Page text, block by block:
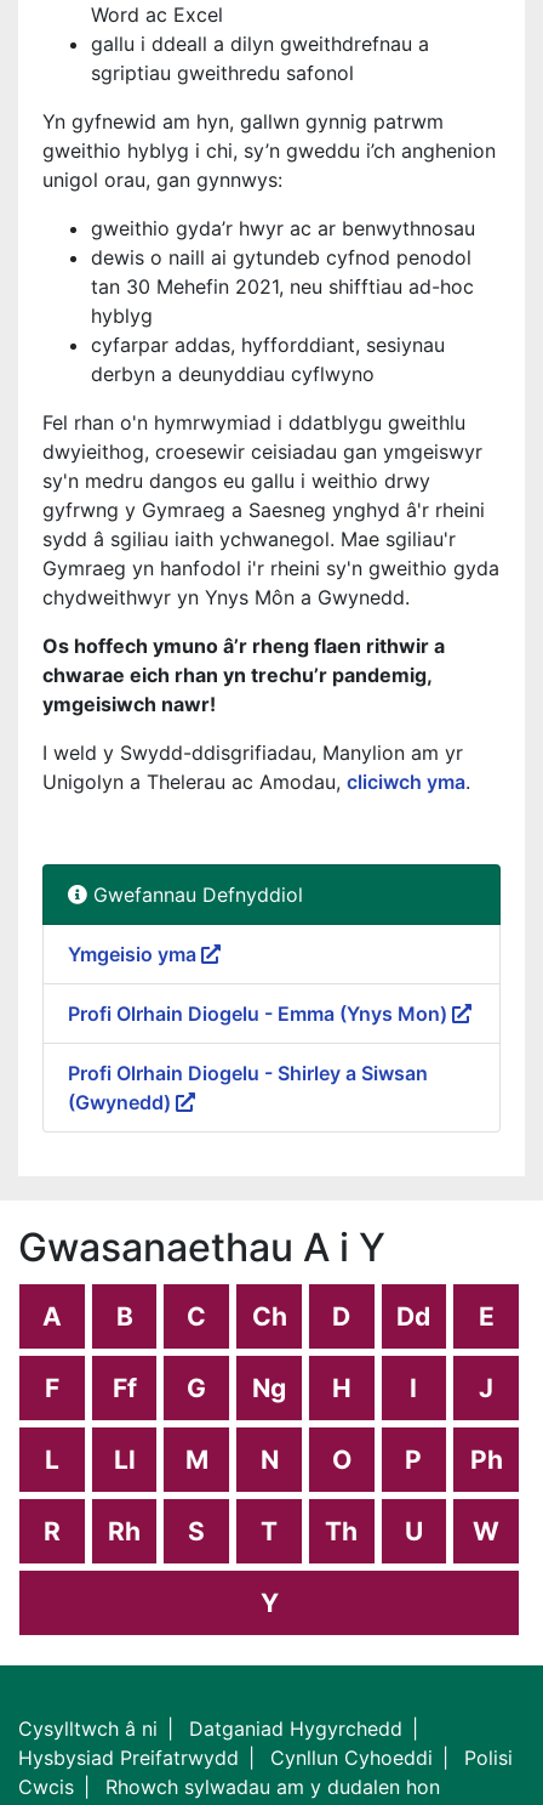
Word ac Excel
gallu i ddeall a dilyn gweithdrefnau a
sgriptiau gweithredu safonol
Yn gyfnewid am hyn, gallwn gynnig patrwm
gweithio hyblyg i chi, sy’n gweddu i’ch anghenion
unigol orau, gan gynnwys:
gweithio gyda’r hwyr ac ar benwythnosau
dewis o naill ai gytundeb cyfnod penodol
tan 30 Mehefin 2021, neu shifftiau ad-hoc
hyblyg
cyfarpar addas, hyfforddiant, sesiynau
derbyn a deunyddiau cyflwyno
Fel rhan o'n hymrwymiad i ddatblygu gweithlu
dwyieithog, croesewir ceisiadau gan ymgeiswyr
sy'n medru dangos eu gallu i weithio drwy
gyfrwng y Gymraeg a Saesneg ynghyd â'r rheini
sydd â sgiliau iaith ychwanegol. Mae sgiliau'r
Gymraeg yn hanfodol i'r rheini sy'n gweithio gyda
chydweithwyr yn Ynys Môn a Gwynedd.
Os hoffech ymuno â’r rheng flaen rithwir a
chwarae eich rhan yn trechu’r pandemig,
ymgeisiwch nawr!
I weld y Swydd-ddisgrifiadau, Manylion am yr
Unigolyn a Thelerau ac Amodau, cliciwch yma.
Gwefannau Defnyddiol
Ymgeisio yma
Profi Olrhain Diogelu - Emma (Ynys Mon)
Profi Olrhain Diogelu - Shirley a Siwsan
(Gwynedd)
Gwasanaethau A i Y
A B C Ch D Dd E
F Ff G Ng H I J
L Ll M N O P Ph
R Rh S T Th U W
Y
Cysylltwch â ni
Datganiad Hygyrchedd
Hysbysiad Preifatrwydd
Cynllun Cyhoeddi
Polisi
Cwcis
Rhowch sylwadau am y dudalen hon